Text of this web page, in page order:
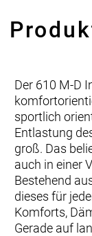
Der 610 M-D
sportlich
Entlastung
groß. Das
auch in einer
Bestehend
dieses für
Komforts,
Gerade auf